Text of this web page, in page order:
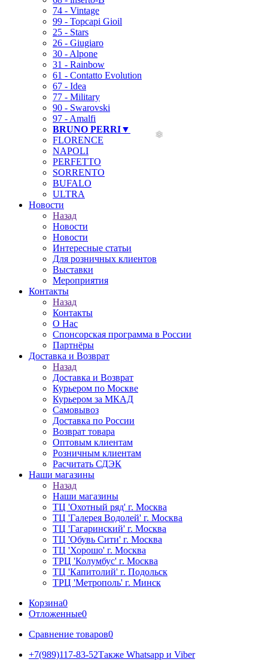
74 - Vintage
99 - Topcapi Gioil
25 - Stars
26 - Giugiaro
30 - Alpone
31 - Rainbow
61 - Contatto Evolution
67 - Idea
77 - Military
90 - Swarovski
97 - Amalfi
BRUNO PERRI▼
FLORENCE
NAPOLI
PERFETTO
SORRENTO
BUFALO
ULTRA
Новости
Назад
Новости
Новости
Интересные статьи
Для розничных клиентов
Выставки
Мероприятия
Контакты
Назад
Контакты
О Нас
Спонсорская программа в России
Партнёры
Доставка и Возврат
Назад
Доставка и Возврат
Курьером по Москве
Курьером за МКАД
Самовывоз
Доставка по России
Возврат товара
Оптовым клиентам
Розничным клиентам
Расчитать СДЭК
Наши магазины
Назад
Наши магазины
ТЦ 'Охотный ряд' г. Москва
ТЦ 'Галерея Водолей' г. Москва
ТЦ 'Гагаринский' г. Москва
ТЦ 'Обувь Сити' г. Москва
ТЦ 'Хорошо' г. Москва
ТРЦ 'Колумбус' г. Москва
ТЦ 'Капитолий' г. Подольск
ТРЦ 'Метрополь' г. Минск
Корзина0
Отложенные0
Сравнение товаров0
+7(989)117-83-52Также Whatsapp и Viber